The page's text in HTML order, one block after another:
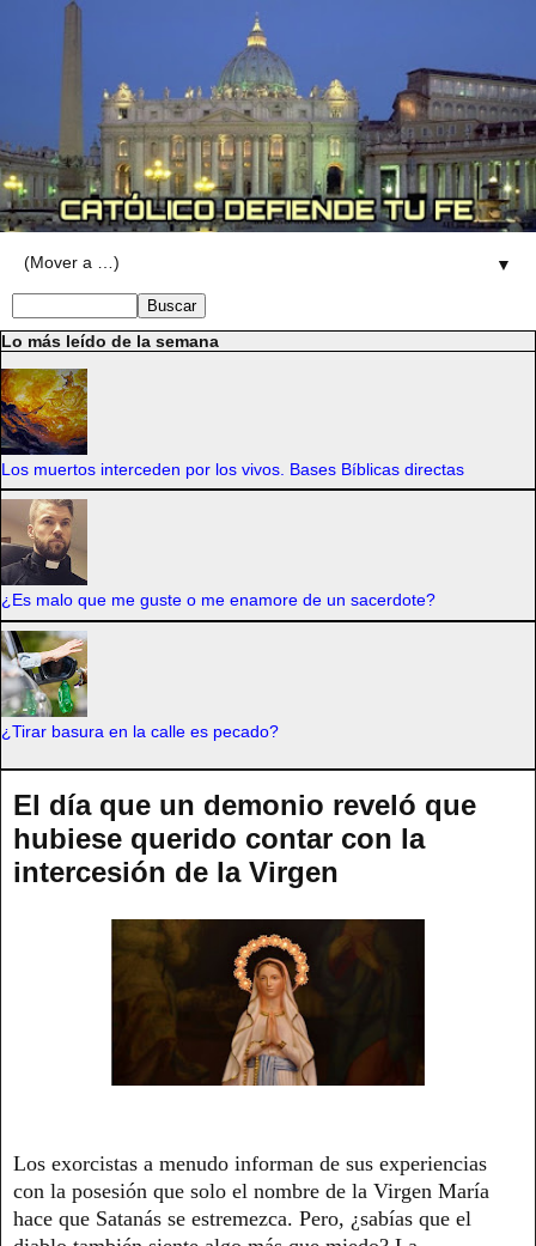
▼
Lo más leído de la semana
Los muertos interceden por los vivos. Bases Bíblicas directas
¿Es malo que me guste o me enamore de un sacerdote?
¿Tirar basura en la calle es pecado?
El día que un demonio reveló que
hubiese querido contar con la
intercesión de la Virgen
Los exorcistas a menudo informan de sus experiencias
con la posesión que solo el nombre de la Virgen María
hace que Satanás se estremezca. Pero, ¿sabías que el